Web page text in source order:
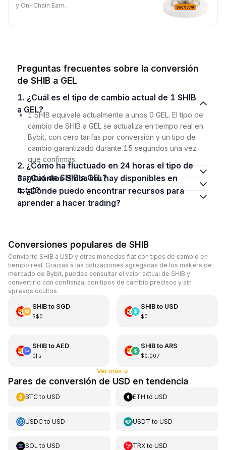
y On-Chain Earn.
Preguntas frecuentes sobre la conversión
de SHIB a GEL
1. ¿Cuál es el tipo de cambio actual de 1 SHIB
a GEL?
1 SHIB equivale actualmente a unos 0 GEL. El tipo de
cambio de SHIB a GEL se actualiza en tiempo real en
Bybit, con cero tarifas por conversión y un tipo de
cambio garantizado durante 15 segundos una vez
que confirmas.
2. ¿Cómo ha fluctuado en 24 horas el tipo de
cambio de SHIB a GEL?
3. ¿Cuántos Shiba Inu hay disponibles en
total?
4. ¿Dónde puedo encontrar recursos para
aprender a hacer trading?
Conversiones populares de SHIB
Convierte SHIB a USD y otras monedas fiat con tipos de cambio en
tiempo real. Gracias a las cotizaciones agregadas de los makers de
mercado de Bybit, puedes consultar el valor actual de SHIB y
convertirlo con confianza, con tipos de cambio precisos y sin
spreads ocultos.
SHIBto SGD
S$0
SHIBto USD
$0
SHIBto AED
د.إ0
SHIBto ARS
$0.007
Ver más ↓
Pares de conversión de USD en tendencia
BTCto USD ETH toUSD
USDCto USD USDT toUSD
SOL to USD TRXtoUSD